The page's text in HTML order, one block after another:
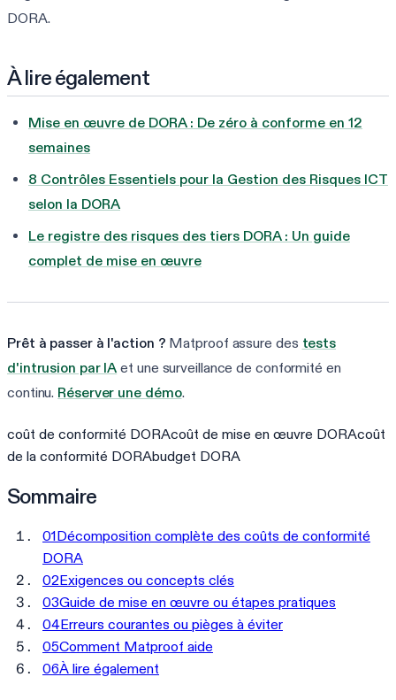
DORA.
À lire également
Mise en œuvre de DORA : De zéro à conforme en 12
semaines
8 Contrôles Essentiels pour la Gestion des Risques ICT
selon la DORA
Le registre des risques des tiers DORA : Un guide
complet de mise en œuvre
Prêt à passer à l'action ? Matproof assure des tests
d'intrusion par IA et une surveillance de conformité en
continu. Réserver une démo.
coût de conformité DORAcoût de mise en œuvre DORAcoût
de la conformité DORAbudget DORA
Sommaire
01Décomposition complète des coûts de conformité
DORA
02Exigences ou concepts clés
03Guide de mise en œuvre ou étapes pratiques
04Erreurs courantes ou pièges à éviter
05Comment Matproof aide
06À lire également